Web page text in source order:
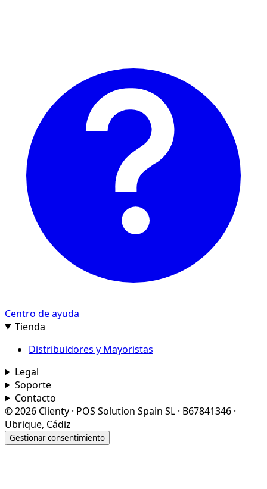
Centro de ayuda
Tienda
Distribuidores y Mayoristas
Legal
Soporte
Contacto
© 2026 Clienty · POS Solution Spain SL · B67841346 ·
Ubrique, Cádiz
Gestionar consentimiento